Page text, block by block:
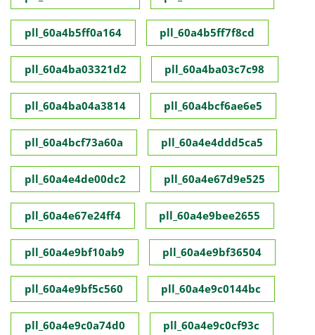
pll_60a4b5ff0a164 pll_60a4b5ff7f8cd
pll_60a4ba03321d2 pll_60a4ba03c7c98
pll_60a4ba04a3814 pll_60a4bcf6ae6e5
pll_60a4bcf73a60a pll_60a4e4ddd5ca5
pll_60a4e4de00dc2 pll_60a4e67d9e525
pll_60a4e67e24ff4 pll_60a4e9bee2655
pll_60a4e9bf10ab9 pll_60a4e9bf36504
pll_60a4e9bf5c560 pll_60a4e9c0144bc
pll_60a4e9c0a74d0 pll_60a4e9c0cf93c